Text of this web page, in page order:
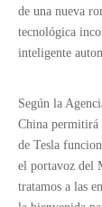
de una nueva
tecnológica
inteligente
Según la
China permitirá
de Tesla
el portavoz del
tratamos a las